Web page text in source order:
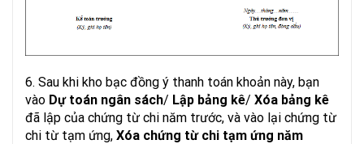
6. Sau khi kho bạc đồng ý thanh toán khoản này, bạn
vào Dự toán ngân sách/ Lập bảng kê/ Xóa bảng kê
đã lập của chứng từ chi năm trước, và vào lại chứng từ
chi từ tạm ứng, Xóa chứng từ chi tạm ứng năm